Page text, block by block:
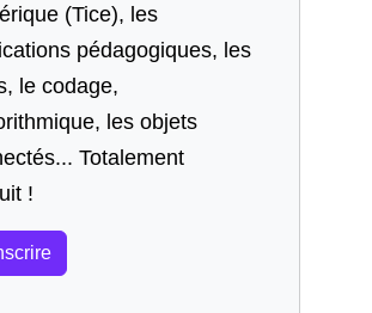
(Tice), les
pédagogiques, les
le codage,
les objets
Totalement
!